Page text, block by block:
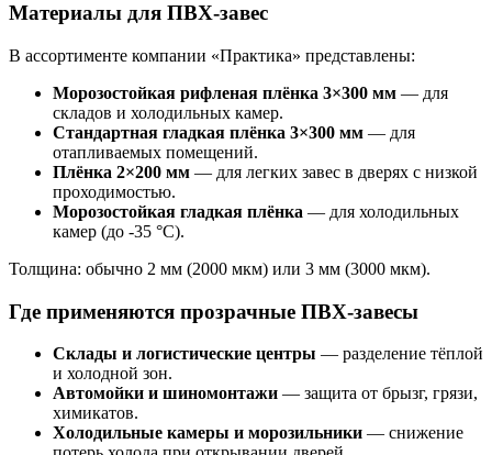
Материалы для ПВХ-завес
В ассортименте компании «Практика» представлены:
Морозостойкая рифленая плёнка 3×300 мм — для
складов и холодильных камер.
Стандартная гладкая плёнка 3×300 мм — для
отапливаемых помещений.
Плёнка 2×200 мм — для легких завес в дверях с низкой
проходимостью.
Морозостойкая гладкая плёнка — для холодильных
камер (до -35 °C).
Толщина: обычно 2 мм (2000 мкм) или 3 мм (3000 мкм).
Где применяются прозрачные ПВХ-завесы
Склады и логистические центры — разделение тёплой
и холодной зон.
Автомойки и шиномонтажи — защита от брызг, грязи,
химикатов.
Холодильные камеры и морозильники — снижение